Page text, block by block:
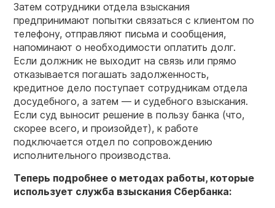
Затем сотрудники отдела взыскания
предпринимают попытки связаться с клиентом по
телефону, отправляют письма и сообщения,
напоминают о необходимости оплатить долг.
Если должник не выходит на связь или прямо
отказывается погашать задолженность,
кредитное дело поступает сотрудникам отдела
досудебного, а затем — и судебного взыскания.
Если суд выносит решение в пользу банка (что,
скорее всего, и произойдет), к работе
подключается отдел по сопровождению
исполнительного производства.
Теперь подробнее о методах работы, которые
использует служба взыскания Сбербанка: